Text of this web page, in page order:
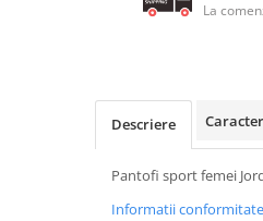
La
Descriere
Pantofi sport femei
Informatii